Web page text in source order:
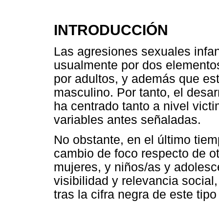
INTRODUCCIÓN
Las agresiones sexuales
usualmente por dos
por adultos, y además que
masculino. Por tanto, el
ha centrado tanto a nivel
variables antes señaladas.
No obstante, en el último
cambio de foco respecto de
mujeres, y niños/as y
visibilidad y relevancia
tras la cifra negra de este